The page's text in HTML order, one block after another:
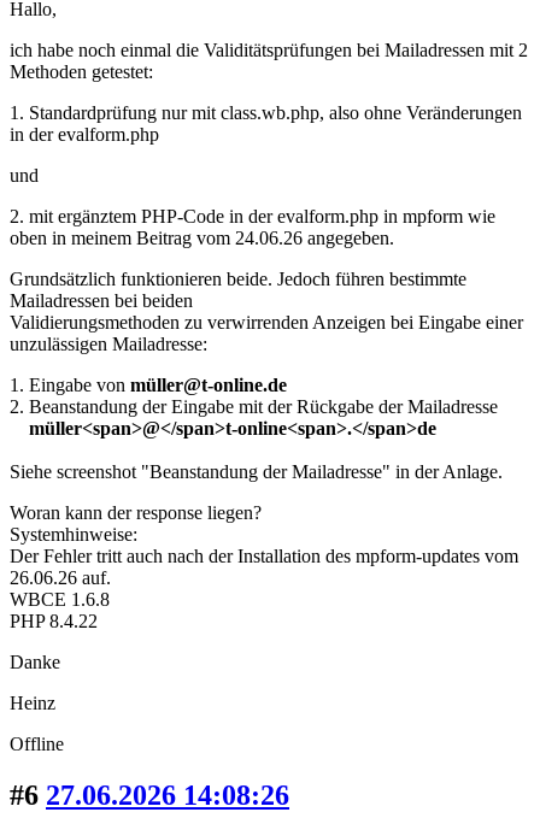
Hallo,
ich habe noch einmal die Validitätsprüfungen bei Mailadressen mit 2
Methoden getestet:
1. Standardprüfung nur mit class.wb.php, also ohne Veränderungen
in der evalform.php
und
2. mit ergänztem PHP-Code in der evalform.php in mpform wie
oben in meinem Beitrag vom 24.06.26 angegeben.
Grundsätzlich funktionieren beide. Jedoch führen bestimmte
Mailadressen bei beiden
Validierungsmethoden zu verwirrenden Anzeigen bei Eingabe einer
unzulässigen Mailadresse:
1. Eingabe von müller@t-online.de
2. Beanstandung der Eingabe mit der Rückgabe der Mailadresse
müller<span>@</span>t-online<span>.</span>de
Siehe screenshot "Beanstandung der Mailadresse" in der Anlage.
Woran kann der response liegen?
Systemhinweise:
Der Fehler tritt auch nach der Installation des mpform-updates vom
26.06.26 auf.
WBCE 1.6.8
PHP 8.4.22
Danke
Heinz
Offline
#6 27.06.2026 14:08:26